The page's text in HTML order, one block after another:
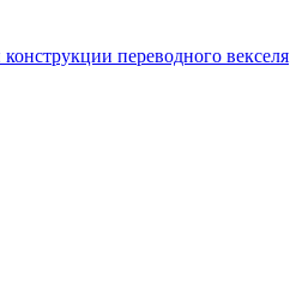
переводного векселя